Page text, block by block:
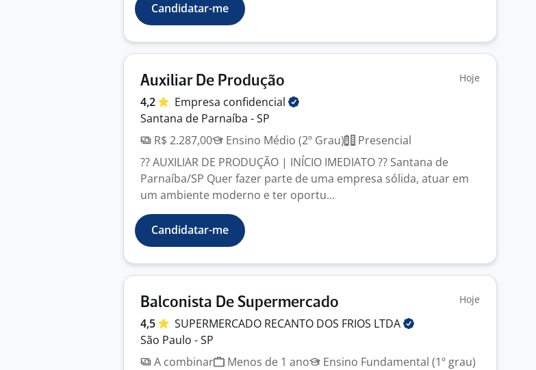
Candidatar-me
Auxiliar De Produção Hoje
4,2 Empresa confidencial
Santana de Parnaíba - SP
R$ 2.287,00
Ensino Médio (2º Grau)
Presencial
?? AUXILIAR DE PRODUÇÃO | INÍCIO IMEDIATO ?? Santana de
Parnaíba/SP Quer fazer parte de uma empresa sólida, atuar em
um ambiente moderno e ter oportu...
Candidatar-me
Balconista De Supermercado Hoje
4,5 SUPERMERCADO RECANTO DOS FRIOS LTDA
São Paulo - SP
A combinar
Menos de 1 ano
Ensino Fundamental (1º grau)